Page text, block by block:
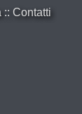
:: Contatti